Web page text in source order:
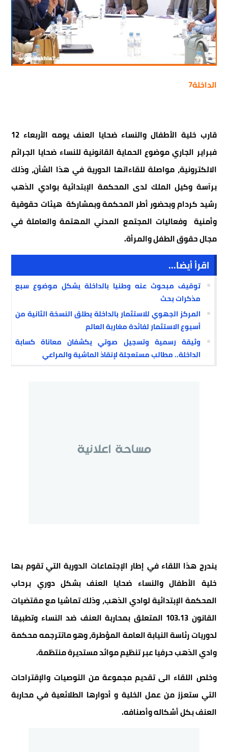
الداخلة7
قارب خلية الأطفال والنساء ضحايا العنف يومه الأربعاء 12
فبراير الجاري موضوع الحماية القانونية للنساء ضحايا الجرائم
الالكترونية، مواصلة للقاءاتها الدورية في هذا الشأن، وذلك
برآسة وكيل الملك لدى المحكمة الإبتدائية بوادي الذهب
رشيد كردام وبحضور أطر المحكمة وبمشاركة هيئات حقوقية
وأمنية وفعاليات المجتمع المدني المهتمة والعاملة في
مجال حقوق الطفل والمرأة.
اقرأ أيضا...
توقيف مبحوث عنه وطنيا بالداخلة يشكل موضوع سبع
مذكرات بحث
المركز الجهوي للاستثمار بالداخلة يطلق النسخة الثانية من
أسبوع الاستثمار لفائدة مغاربة العالم
وثيقة رسمية وتسجيل صوتي يكشفان معاناة كسابة
الداخلة.. مطالب مستعجلة لإنقاذ الماشية والمراعي
يندرج هذا اللقاء في إطار الإجتماعات الدورية التي تقوم بها
خلية الأطفال والنساء ضحايا العنف بشكل دوري برحاب
المحكمة الإبتدائية لوادي الذهب، وذلك تماشيا مع مقتضيات
القانون 103.13 المتعلق بمحاربة العنف ضد النساء وتطبيقا
لدوريات رئاسة النيابة العامة المؤطرة، وهو ماتترجمه محكمة
وادي الذهب حرفيا عبر تنظيم موائد مستديرة منتظمة.
وخلص اللقاء الى تقديم مجموعة من التوصيات والإقتراحات
التي ستعزز من عمل الخلية و أدوارها الطلائعية في محاربة
العنف بكل أشكاله وأصنافه.